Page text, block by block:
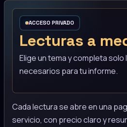
ACCESO PRIVADO
Lecturas a
Elige un tema y completa solo
necesarios para tu informe.
Cada lectura se abre en una
servicio, con precio claro y